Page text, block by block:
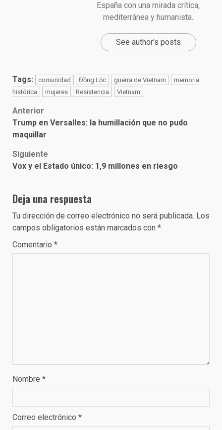
España con una mirada crítica,
mediterránea y humanista.
See author's posts
Tags: comunidad Đồng Lộc guerra de Vietnam
memoria
histórica
mujeres Resistencia Vietnam
Post
navigation
Anterior
Trump en Versalles: la humillación que no pudo
maquillar
Siguiente
Vox y el Estado único: 1,9 millones en riesgo
Deja una respuesta
Tu dirección de correo electrónico no será publicada. Los
campos obligatorios están marcados con *
Comentario *
Nombre *
Correo electrónico *